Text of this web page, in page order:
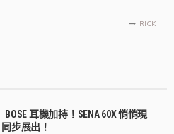
RICK
BOSE 耳機加持！SENA 60X 悄悄現
同步展出！